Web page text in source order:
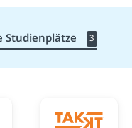
Studienplätze 3
GmbH
Industrial &